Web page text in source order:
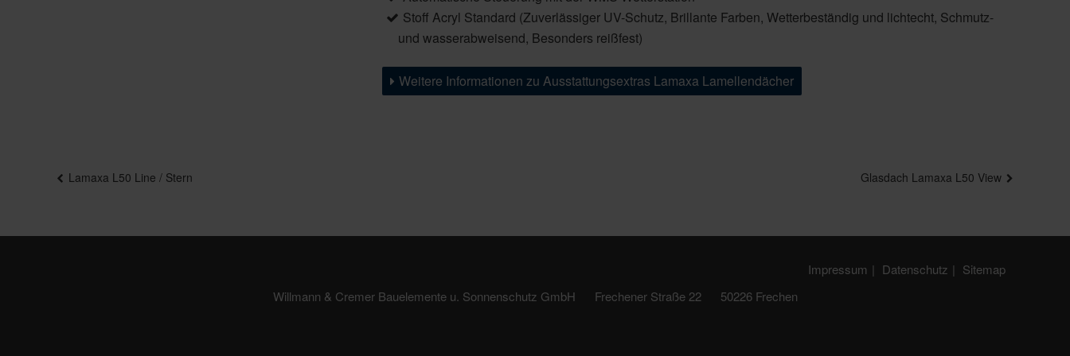
Stoff Acryl Standard (Zuverlässiger UV-Schutz, Brillante Farben, Wetterbeständig und lichtecht, Schmutz-
und wasserabweisend, Besonders reißfest)
Weitere Informationen zu Ausstattungsextras Lamaxa Lamellendächer
Beitragsnavigation
Lamaxa L50 Line / Stern Glasdach Lamaxa L50 View
Impressum Datenschutz
Sitemap
Willmann & Cremer Bauelemente u. Sonnenschutz GmbH
Frechener Straße 22 50226 Frechen